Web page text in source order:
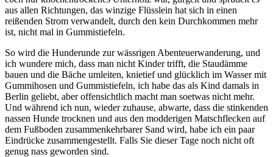
aus allen Richtungen, das winzige Flüsslein hat sich in einen
reißenden Strom verwandelt, durch den kein Durchkommen mehr
ist, nicht mal in Gummistiefeln.
So wird die Hunderunde zur wässrigen Abenteuerwanderung, und
ich wundere mich, dass man nicht Kinder trifft, die Staudämme
bauen und die Bäche umleiten, knietief und glücklich im Wasser mit
Gummihosen und Gummistiefeln, ich habe das als Kind damals in
Berlin geliebt, aber offensichtlich macht man soetwas nicht mehr.
Und während ich nun, wieder zuhause, abwarte, dass die stinkenden
nassen Hunde trocknen und aus den modderigen Matschflecken auf
dem Fußboden zusammenkehrbarer Sand wird, habe ich ein paar
Eindrücke zusammengestellt. Falls Sie dieser Tage noch nicht oft
genug nass geworden sind.